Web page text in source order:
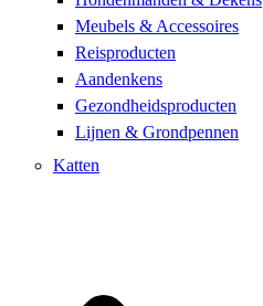
Meubels & Accessoires
Reisproducten
Aandenkens
Gezondheidsproducten
Lijnen & Grondpennen
Katten